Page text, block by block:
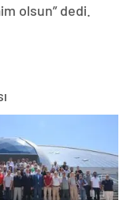
olsun” dedi.